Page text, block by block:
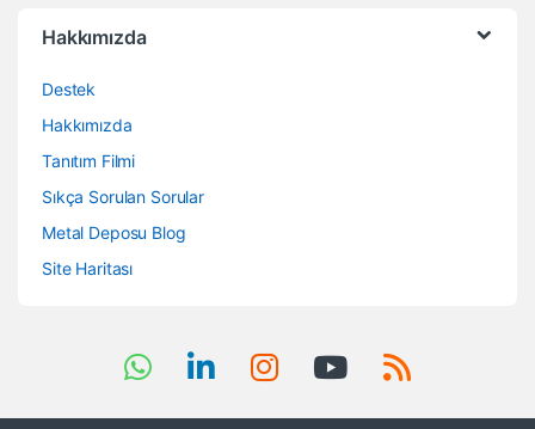
Hakkımızda
Destek
Hakkımızda
Tanıtım Filmi
Sıkça Sorulan Sorular
Metal Deposu Blog
Site Haritası